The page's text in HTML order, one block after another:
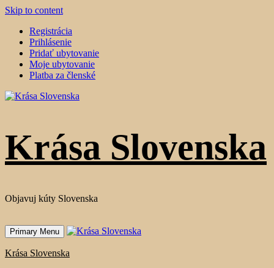
Skip to content
Registrácia
Prihlásenie
Pridať ubytovanie
Moje ubytovanie
Platba za členské
Krása Slovenska
Objavuj kúty Slovenska
Primary Menu
Krása Slovenska